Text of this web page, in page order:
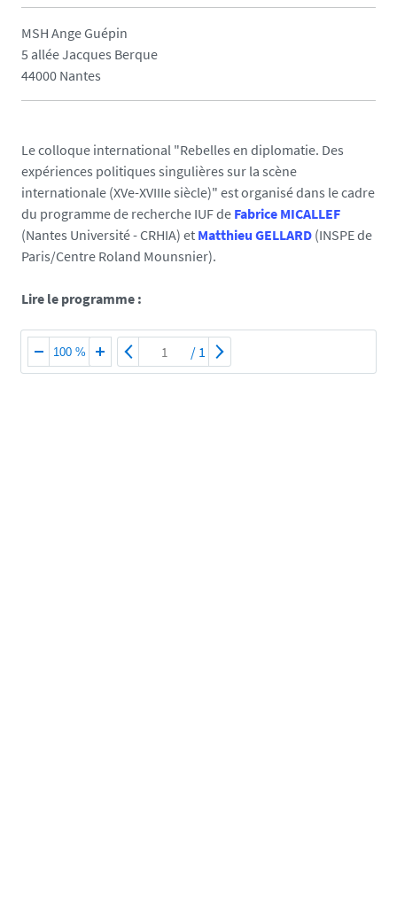
f
a
l
s
s
e
MSH Ange Guépin
5 allée Jacques Berque
44000 Nantes
Le colloque international "Rebelles en diplomatie. Des
expériences politiques singulières sur la scène
internationale (XVe-XVIIIe siècle)" est organisé dans le cadre
du programme de recherche IUF de Fabrice MICALLEF
(Nantes Université - CRHIA) et Matthieu GELLARD (INSPE de
Paris/Centre Roland Mounsnier).
Lire le programme :
100 % / 1